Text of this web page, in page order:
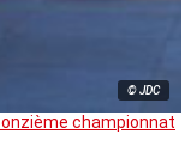
© JDC
championnat